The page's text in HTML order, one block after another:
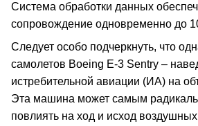
Система обработки данных
сопровождение одновременно до
Следует особо подчеркнуть, что
самолетов Boeing E-3 Sentry –
истребительной авиации (ИА) на
Эта машина может самым
повлиять на ход и исход